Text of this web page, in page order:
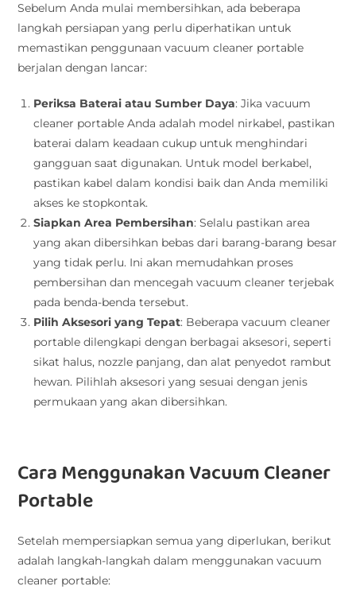
Sebelum Anda mulai membersihkan, ada beberapa
langkah persiapan yang perlu diperhatikan untuk
memastikan penggunaan vacuum cleaner portable
berjalan dengan lancar:
Periksa Baterai atau Sumber Daya: Jika vacuum
cleaner portable Anda adalah model nirkabel, pastikan
baterai dalam keadaan cukup untuk menghindari
gangguan saat digunakan. Untuk model berkabel,
pastikan kabel dalam kondisi baik dan Anda memiliki
akses ke stopkontak.
Siapkan Area Pembersihan: Selalu pastikan area
yang akan dibersihkan bebas dari barang-barang besar
yang tidak perlu. Ini akan memudahkan proses
pembersihan dan mencegah vacuum cleaner terjebak
pada benda-benda tersebut.
Pilih Aksesori yang Tepat: Beberapa vacuum cleaner
portable dilengkapi dengan berbagai aksesori, seperti
sikat halus, nozzle panjang, dan alat penyedot rambut
hewan. Pilihlah aksesori yang sesuai dengan jenis
permukaan yang akan dibersihkan.
Cara Menggunakan Vacuum Cleaner
Portable
Setelah mempersiapkan semua yang diperlukan, berikut
adalah langkah-langkah dalam menggunakan vacuum
cleaner portable: